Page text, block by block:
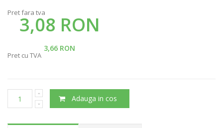
Pret fara tva
3,08 RON
3,66 RON
Pret cu TVA
Adauga in cos